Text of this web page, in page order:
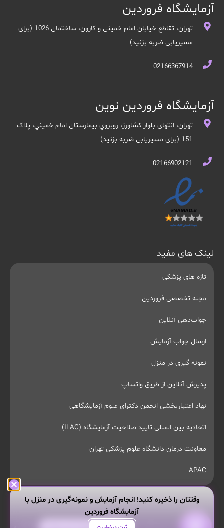
آزمایشگاه فروردین
تهران، تقاطع خیابان امام خمینی و کارون، ساختمان 1026 (برای
مسیریابی ضربه بزنید)
02166367914
آزمایشگاه فروردین نوین
تهران، انتهای بلوار کشاورز، روبروي بيمارستان امام خميني، پلاک
151 (برای مسیریابی ضربه بزنید)
02166902121
لینک های مفید
تازه های پزشکی
مجله تخصصی فروردین
جواب‌دهی آنلاین
ارسال جواب آزمایش
نمونه گیری در منزل
پذیرش آنلاین از طریق واتساپ
نهاد اعتباربخشی انجمن دکترای علوم آزمایشگاهی
اتحادیه بین المللی تایید صلاحیت آزمایشگاه (ILAC)
معاونت درمان دانشگاه علوم پزشکی تهران
APAC
وقتتان را ذخیره کنید! انجام آزمایش و نمونه‌گیری در منزل با
آزمایشگاه فروردین